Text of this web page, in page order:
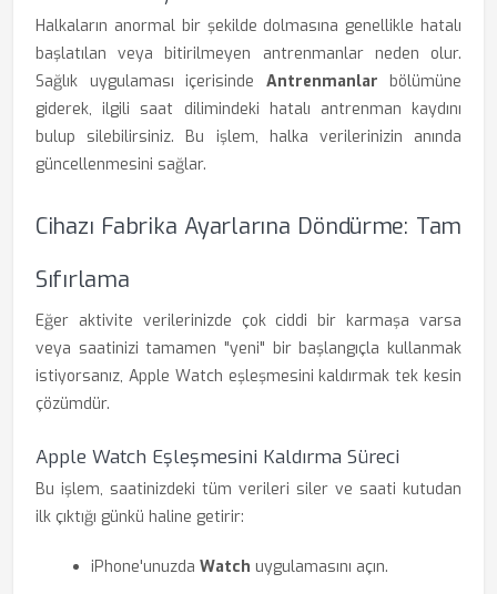
Halkaların anormal bir şekilde dolmasına genellikle hatalı
başlatılan veya bitirilmeyen antrenmanlar neden olur.
Sağlık uygulaması içerisinde Antrenmanlar bölümüne
giderek, ilgili saat dilimindeki hatalı antrenman kaydını
bulup silebilirsiniz. Bu işlem, halka verilerinizin anında
güncellenmesini sağlar.
Cihazı Fabrika Ayarlarına Döndürme: Tam
Sıfırlama
Eğer aktivite verilerinizde çok ciddi bir karmaşa varsa
veya saatinizi tamamen "yeni" bir başlangıçla kullanmak
istiyorsanız, Apple Watch eşleşmesini kaldırmak tek kesin
çözümdür.
Apple Watch Eşleşmesini Kaldırma Süreci
Bu işlem, saatinizdeki tüm verileri siler ve saati kutudan
ilk çıktığı günkü haline getirir:
iPhone'unuzda Watch uygulamasını açın.